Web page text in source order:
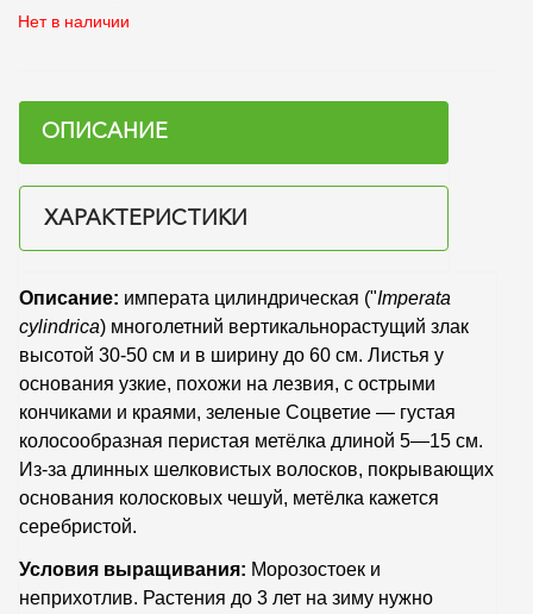
Нет в наличии
ОПИСАНИЕ
ХАРАКТЕРИСТИКИ
Описание: императа цилиндрическая ("Imperata
cylindrica) многолетний вертикальнорастущий злак
высотой 30-50 см и в ширину до 60 см. Листья у
основания узкие, похожи на лезвия, с острыми
кончиками и краями, зеленые Соцветие — густая
колосообразная перистая метёлка длиной 5—15 см.
Из-за длинных шелковистых волосков, покрывающих
основания колосковых чешуй, метёлка кажется
серебристой.
Условия выращивания: Морозостоек и
неприхотлив. Растения до 3 лет на зиму нужно